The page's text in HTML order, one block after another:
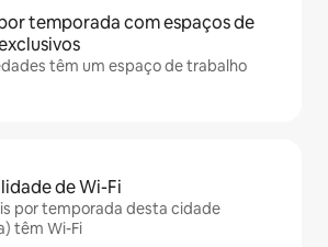
temporada com espaços de
têm um espaço de trabalho
de Wi-Fi
por temporada desta cidade
têm Wi-Fi